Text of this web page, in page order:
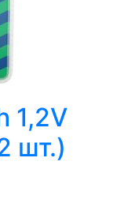
1,2V
шт.)